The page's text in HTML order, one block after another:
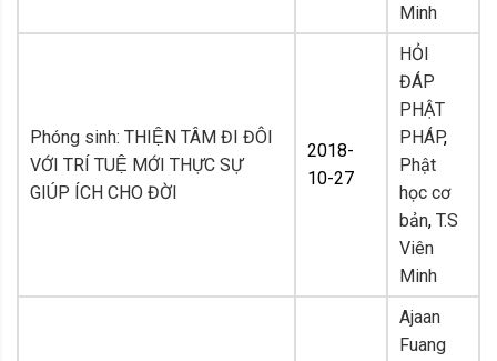
Minh
Phóng sinh: THIỆN TÂM ĐI ĐÔI
VỚI TRÍ TUỆ MỚI THỰC SỰ
GIÚP ÍCH CHO ĐỜI
2018-
10-27
HỎI
ĐÁP
PHẬT
PHÁP,
Phật
học cơ
bản, T.S
Viên
Minh
Ajaan
Fuang